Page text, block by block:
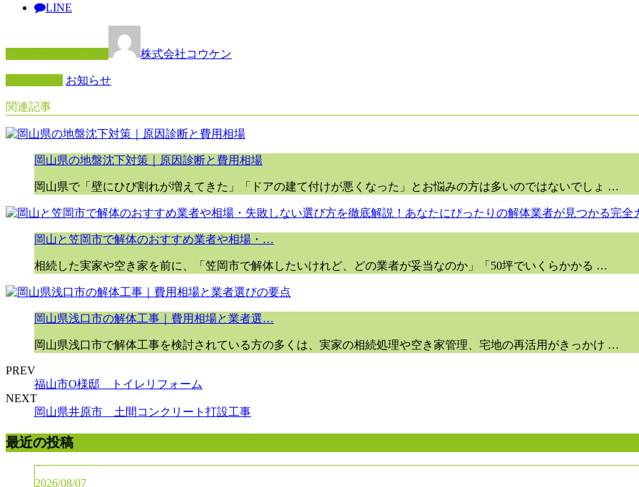
LINE
株式会社コウケン
お知らせ
関連記事
岡山県の地盤沈下対策｜原因診断と費用相場
岡山県で「壁にひび割れが増えてきた」「ドアの建て付けが悪くなった」とお悩みの方は多いのではないでしょ …
岡山と笠岡市で解体のおすすめ業者や相場・…
相続した実家や空き家を前に、「笠岡市で解体したいけれど、どの業者が妥当なのか」「50坪でいくらかかる …
岡山県浅口市の解体工事｜費用相場と業者選…
岡山県浅口市で解体工事を検討されている方の多くは、実家の相続処理や空き家管理、宅地の再活用がきっかけ …
PREV
福山市O様邸 トイレリフォーム
NEXT
岡山県井原市 土間コンクリート打設工事
最近の投稿
2026/08/07